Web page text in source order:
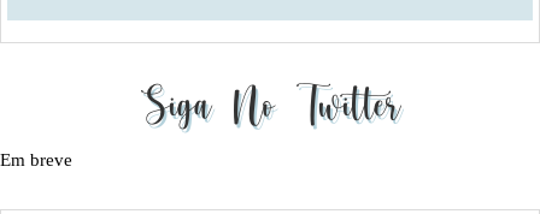
Siga No Twitter
Em breve